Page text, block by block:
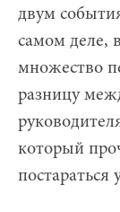
двум
самом деле,
множество
разницу
который
постараться